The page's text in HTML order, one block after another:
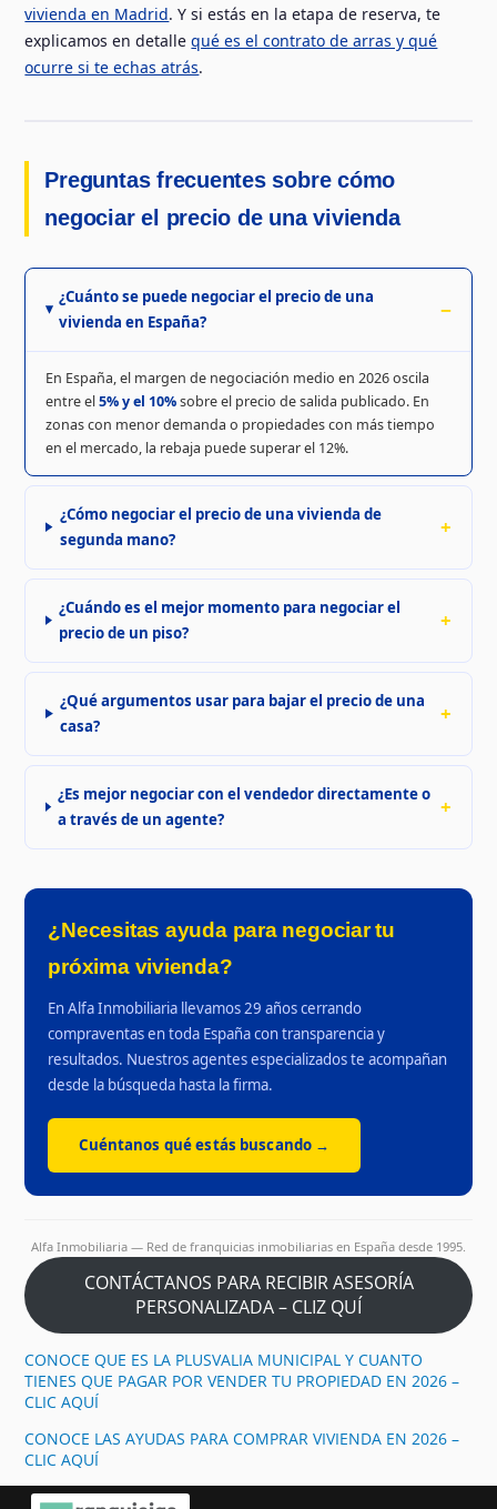
vivienda en Madrid. Y si estás en la etapa de reserva, te
explicamos en detallequé es el contrato de arras y qué
ocurre si te echas atrás.
Preguntas frecuentes sobre cómo
negociar el precio de una vivienda
¿Cuánto se puede negociar el precio de una
vivienda en España?
En España, el margen de negociación medio en 2026 oscila
entre el5% y el 10%sobre el precio de salida publicado. En
zonas con menor demanda o propiedades con más tiempo
en el mercado, la rebaja puede superar el 12%.
¿Cómo negociar el precio de una vivienda de
segunda mano?
¿Cuándo es el mejor momento para negociar el
precio de un piso?
¿Qué argumentos usar para bajar el precio de una
casa?
¿Es mejor negociar con el vendedor directamente o
a través de un agente?
¿Necesitas ayuda para negociar tu
próxima vivienda?
En Alfa Inmobiliaria llevamos 29 años cerrando
compraventas en toda España con transparencia y
resultados. Nuestros agentes especializados te acompañan
desde la búsqueda hasta la firma.
Cuéntanos qué estás buscando →
Alfa Inmobiliaria — Red de franquicias inmobiliarias en España desde 1995.
CONTÁCTANOS PARA RECIBIR ASESORÍA
PERSONALIZADA – CLIZ QUÍ
CONOCE QUE ES LA PLUSVALIA MUNICIPAL Y CUANTO
TIENES QUE PAGAR POR VENDER TU PROPIEDAD EN 2026 –
CLIC AQUÍ
CONOCE LAS AYUDAS PARA COMPRAR VIVIENDA EN 2026 –
CLIC AQUÍ